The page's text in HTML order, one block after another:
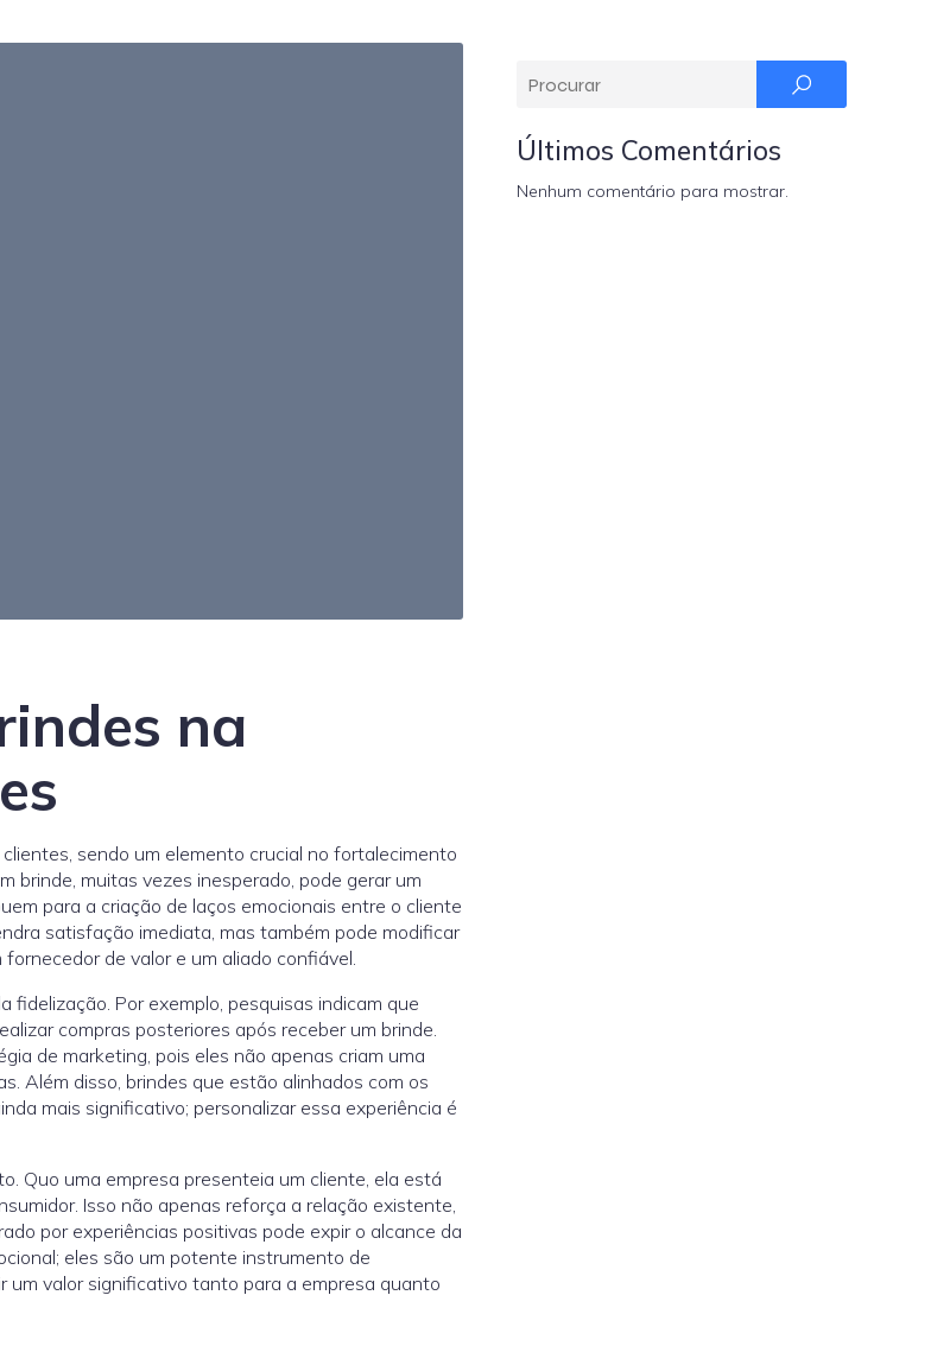
na
sendo um elemento crucial no fortalecimento
brinde, muitas vezes inesperado, pode gerar um
para a criação de laços emocionais entre o cliente
satisfação imediata, mas também pode modificar
de valor e um aliado confiável.
Por exemplo, pesquisas indicam que
compras posteriores após receber um brinde.
de marketing, pois eles não apenas criam uma
Além disso, brindes que estão alinhados com os
mais significativo; personalizar essa experiência é
Quo uma empresa presenteia um cliente, ela está
Isso não apenas reforça a relação existente,
por experiências positivas pode expir o alcance da
eles são um potente instrumento de
um valor significativo tanto para a empresa quanto
Últimos Comentários
Nenhum comentário para mostrar.